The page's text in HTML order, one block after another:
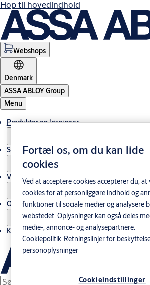
Hop til hovedindhold
Webshops
Denmark
ASSA ABLOY Group
Menu
Produkter og løsninger
Service
Viden og cases
Om os
Kontakt os
Fortæl os, om du kan lide
cookies
Ved at acceptere cookies accepterer du,
cookies for at personliggøre indhold og
funktioner til sociale medier og analysere
webstedet. Oplysninger kan også deles
medie-, annonce- og analysepartnere.
Cookiepolitik Retningslinjer for
personoplysninger
Cookieindstillinger